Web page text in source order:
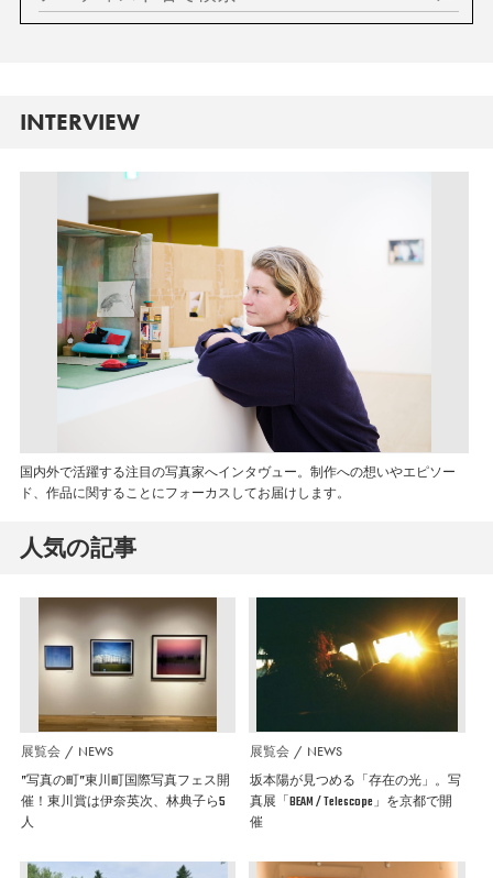
INTERVIEW
国内外で活躍する注目の写真家へインタヴュー。制作への想いやエピソー
ド、作品に関することにフォーカスしてお届けします。
人気の記事
展覧会 NEWS
”写真の町”東川町国際写真フェス開
催！東川賞は伊奈英次、林典子ら5
人
展覧会 NEWS
坂本陽が見つめる「存在の光」。写
真展「BEAM / Telescope」を京都で開
催